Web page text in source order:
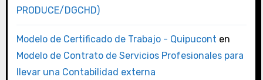
PRODUCE/DGCHD)
Modelo de Certificado de Trabajo - Quipucont en
Modelo de Contrato de Servicios Profesionales para
llevar una Contabilidad externa